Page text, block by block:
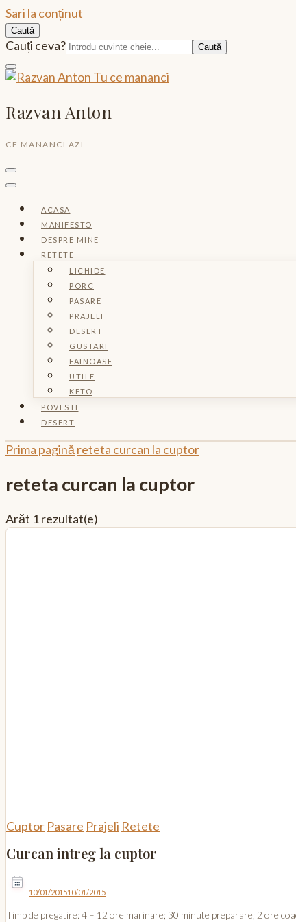
Sari la conținut
Caută
Caută:
Cauți ceva?
Razvan Anton
CE MANANCI AZI
ACASA
MANIFESTO
DESPRE MINE
RETETE
LICHIDE
PORC
PASARE
PRAJELI
DESERT
GUSTARI
FAINOASE
UTILE
KETO
POVESTI
DESERT
Prima pagină reteta curcan la cuptor
reteta curcan la cuptor
Arăt 1 rezultat(e)
Cuptor Pasare Prajeli Retete
Curcan intreg la cuptor
10/01/201510/01/2015
Timp de pregatire: 4 – 12 ore marinare; 30 minute preparare; 2 ore